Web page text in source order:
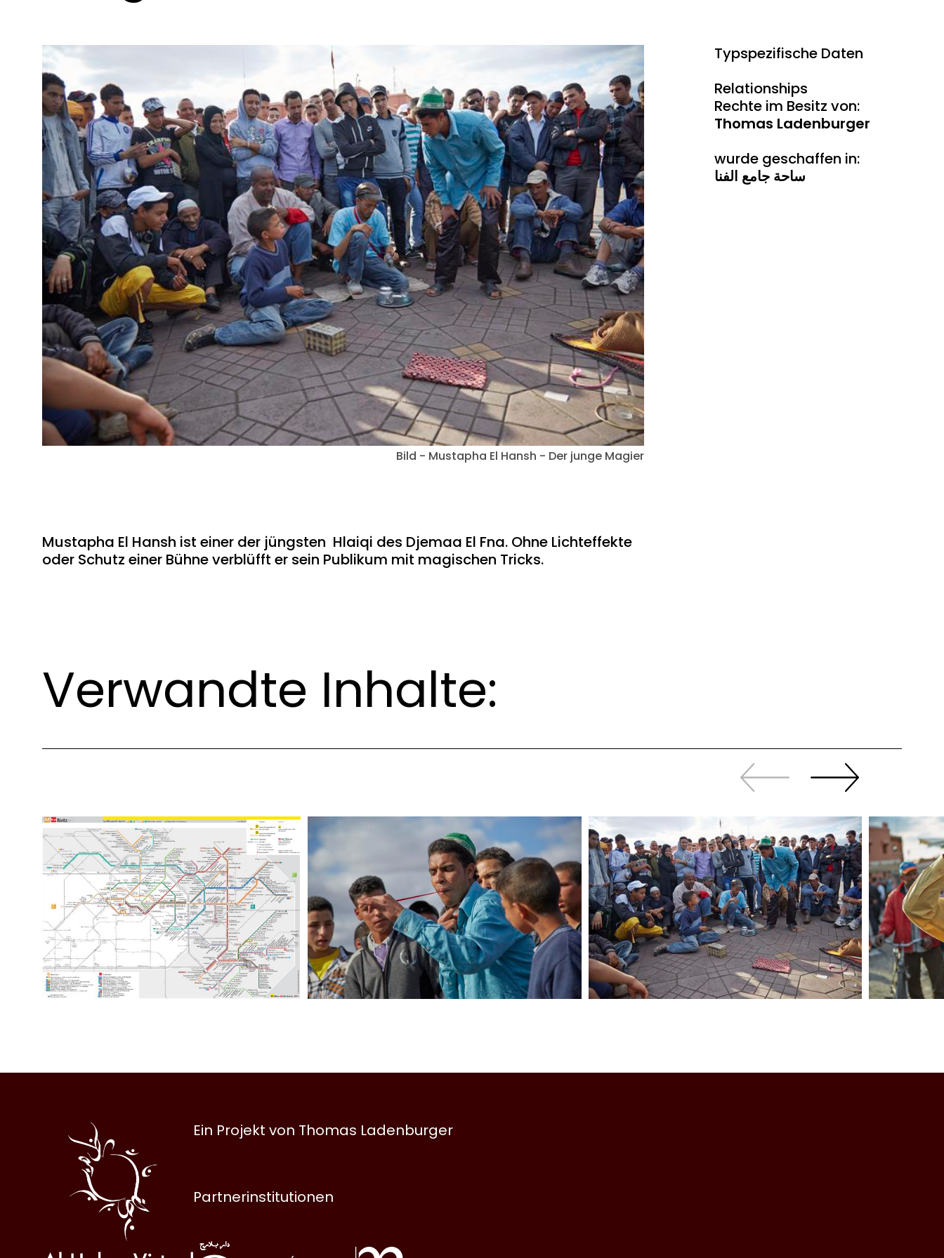
Bild - Mustapha El Hansh - Der junge Magier
Mustapha El Hansh ist einer der jüngsten Hlaiqi des Djemaa El Fna. Ohne Lichteffekte
oder Schutz einer Bühne verblüfft er sein Publikum mit magischen Tricks.
Typspezifische Daten
Relationships
Rechte im Besitz von:
Thomas Ladenburger
wurde geschaffen in:
ساحة جامع الفنا
Verwandte Inhalte:
Zurück
sliden
Weiter
sliden
Halqa
Ein Projekt von Thomas Ladenburger
Partnerinstitutionen